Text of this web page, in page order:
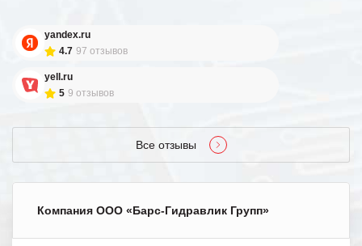
yandex.ru
4.7 97 отзывов
yell.ru
5 9 отзывов
Все отзывы
Компания ООО «Барс-Гидравлик Групп»